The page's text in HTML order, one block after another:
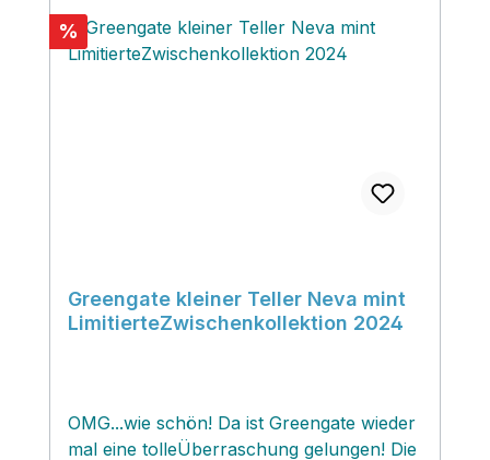
Rabatt
%
Greengate kleiner Teller Neva mint
LimitierteZwischenkollektion 2024
OMG...wie schön! Da ist Greengate wieder
mal eine tolleÜberraschung gelungen! Die